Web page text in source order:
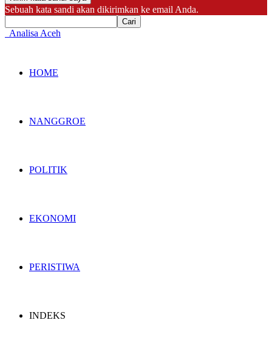
Sebuah kata sandi akan dikirimkan ke email Anda.
Analisa Aceh
HOME
NANGGROE
POLITIK
EKONOMI
PERISTIWA
INDEKS